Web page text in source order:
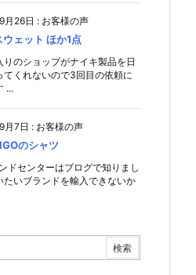
月26日 : お客様の声
ウェット ほか1点
りのショップがナイキ製品を日
てくれないので3回目の依頼に
...
月7日 : お客様の声
のシャツ
ドセンターはブログで知りまし
たいブランドを輸入できないか